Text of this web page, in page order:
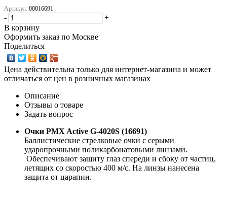
Артикул: 00016691
-
+
В корзину
Оформить заказ по Москве
Поделиться
Цена действительна только для интернет-магазина и может
отличаться от цен в розничных магазинах
Описание
Отзывы о товаре
Задать вопрос
Очки PMX Active G-4020S (16691)
Баллистические стрелковые очки с серыми
ударопрочными поликарбонатовыми линзами.
Обеспечивают защиту глаз спереди и сбоку от частиц,
летящих со скоростью 400 м/с. На линзы нанесена
защита от царапин.